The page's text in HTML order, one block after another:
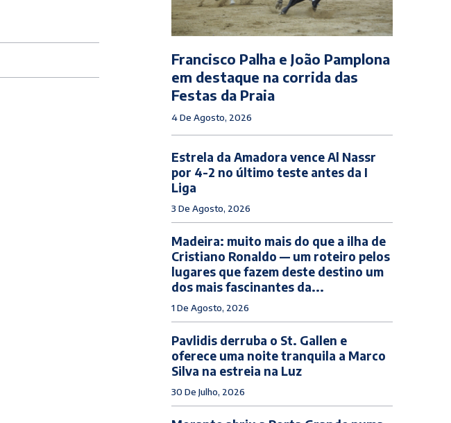
Francisco Palha e João Pamplona
em destaque na corrida das
Festas da Praia
4 De Agosto, 2026
Estrela da Amadora vence Al Nassr
por 4-2 no último teste antes da I
Liga
3 De Agosto, 2026
Madeira: muito mais do que a ilha de
Cristiano Ronaldo — um roteiro pelos
lugares que fazem deste destino um
dos mais fascinantes da...
1 De Agosto, 2026
Pavlidis derruba o St. Gallen e
oferece uma noite tranquila a Marco
Silva na estreia na Luz
30 De Julho, 2026